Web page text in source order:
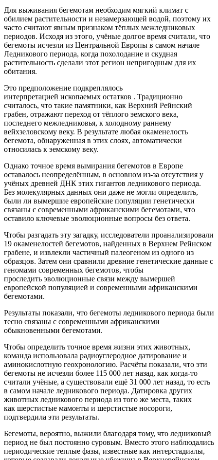
Для выживания бегемотам необходим мягкий климат с
обилием растительности и незамерзающей водой, поэтому их
часто считают явным признаком тёплых межледниковых
периодов. Исходя из этого, учёные долгое время считали, что
бегемоты исчезли из Центральной Европы в самом начале
Ледникового периода, когда похолодание и скудная
растительность сделали этот регион непригодным для их
обитания.
Это предположение подкреплялось
интерпретацией ископаемых остатков . Традиционно
считалось, что такие памятники, как Верхний Рейнский
грабен, отражают переход от тёплого эемского века,
последнего межледниковья, к холодному раннему
вейхзеловскому веку. В результате любая окаменелость
бегемота, обнаруженная в этих слоях, автоматически
относилась к эемскому веку.
Однако точное время вымирания бегемотов в Европе
оставалось неопределённым, в основном из-за отсутствия у
учёных древней ДНК этих гигантов ледникового периода.
Без молекулярных данных они даже не могли определить,
были ли вымершие европейские популяции генетически
связаны с современными африканскими бегемотами, что
оставило ключевые эволюционные вопросы без ответа.
Чтобы разгадать эту загадку, исследователи проанализировали
19 окаменелостей бегемотов, найденных в Верхнем Рейнском
грабене, и извлекли частичный палеогеном из одного из
образцов. Затем они сравнили древние генетические данные с
геномами современных бегемотов, чтобы
проследить эволюционные связи между вымершей
европейской популяцией и современными африканскими
бегемотами.
Результаты показали, что бегемоты ледникового периода были
тесно связаны с современными африканскими
обыкновенными бегемотами.
Чтобы определить точное время жизни этих животных,
команда использовала радиоуглеродное датирование и
аминокислотную геохронологию. Расчёты показали, что эти
бегемоты не исчезли более 115 000 лет назад, как когда-то
считали учёные, а существовали ещё 31 000 лет назад, то есть
в самом начале ледникового периода. Датировка других
животных ледникового периода из того же места, таких
как шерстистые мамонты и шерстистые носороги,
подтвердила эти результаты.
Бегемоты, вероятно, выжили благодаря тому, что ледниковый
период не был постоянно суровым. Вместо этого наблюдались
периодические теплые фазы, известные как интерстадиалы,